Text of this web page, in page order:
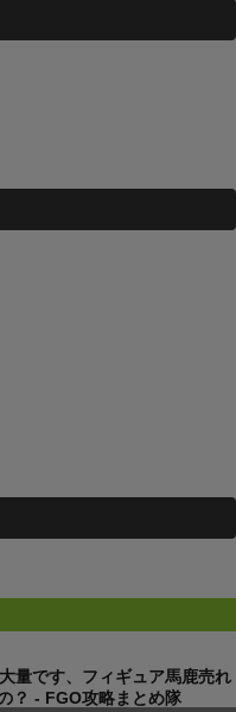
量です、フィギュア馬鹿売れ
？ - FGO攻略まとめ隊